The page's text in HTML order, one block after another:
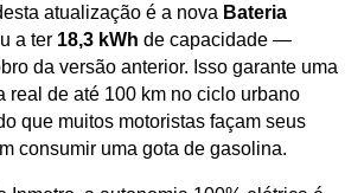
atualização é a nova Bateria
a ter 18,3 kWh de capacidade —
da versão anterior. Isso garante uma
real de até 100 km no ciclo urbano
que muitos motoristas façam seus
consumir uma gota de gasolina.